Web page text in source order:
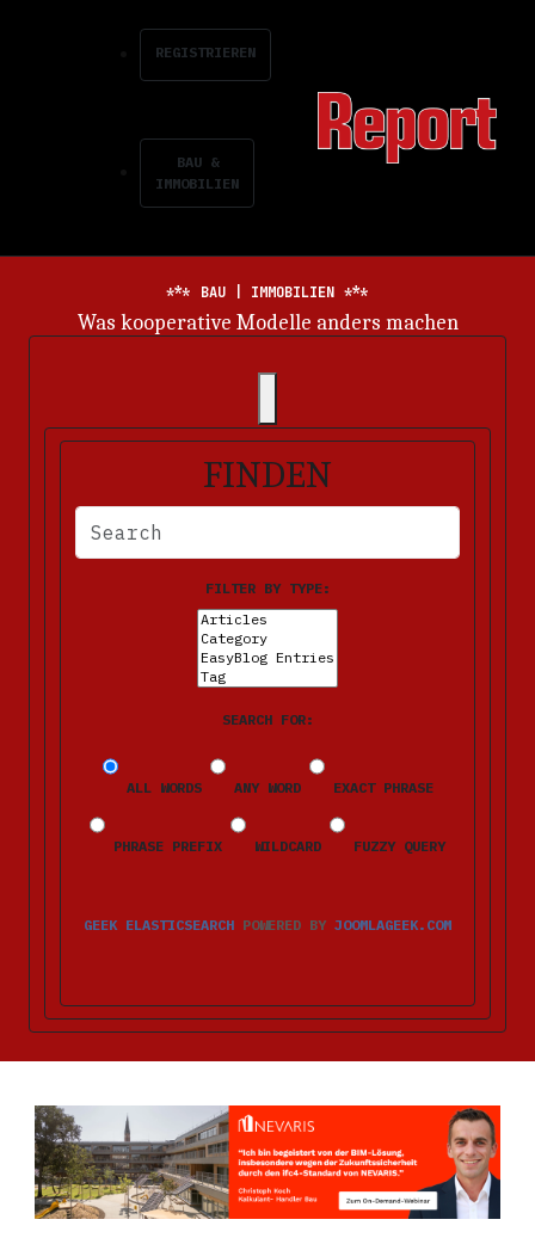
REGISTRIEREN
BAU &
IMMOBILIEN
BAU | IMMOBILIEN
Energiemarkt im Dauerkrisenmodus
FINDEN
BITTE FÜLLEN SIE DIE ERFORDERLICHEN FELDER AUS.
FILTER BY TYPE:
SEARCH FOR:
ALL WORDS ANY WORD EXACT PHRASE
PHRASE PREFIX WILDCARD FUZZY QUERY
GEEK ELASTICSEARCH POWERED BY JOOMLAGEEK.COM